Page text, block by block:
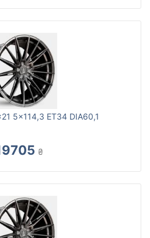
5x114,3 ET34 DIA60,1
₴